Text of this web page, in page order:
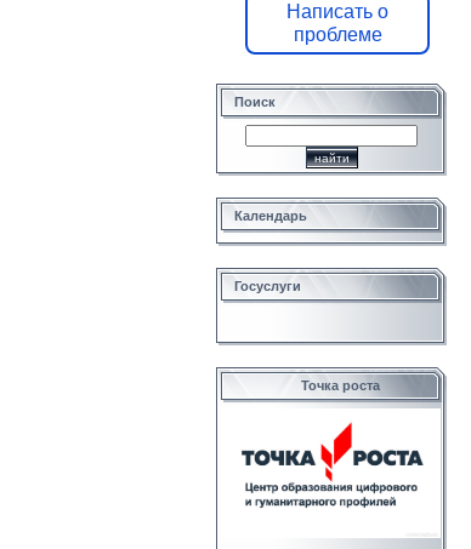
Написать о
проблеме
Поиск
Календарь
Госуслуги
Точка роста